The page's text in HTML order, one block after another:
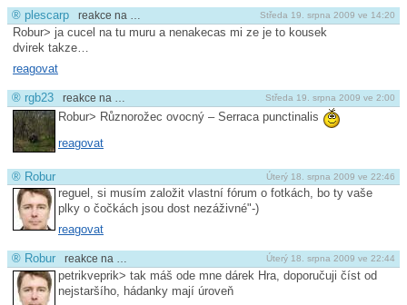
Středa 19. srpna 2009 ve 14:20
® plescarp reakce na …
Robur> ja cucel na tu muru a nenakecas mi ze je to kousek
dvirek takze…
reagovat
Středa 19. srpna 2009 ve 2:00
® rgb23 reakce na …
Robur> Různorožec ovocný – Serraca punctinalis
reagovat
Úterý 18. srpna 2009 ve 22:46
® Robur
reguel, si musím založit vlastní fórum o fotkách, bo ty vaše
plky o čočkách jsou dost nezáživné"-)
reagovat
Úterý 18. srpna 2009 ve 22:44
® Robur reakce na …
petrikveprik> tak máš ode mne dárek Hra, doporučuji číst od
nejstaršího, hádanky mají úroveň